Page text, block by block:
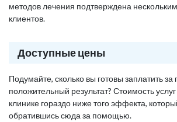
методов лечения подтверждена
клиентов.
Доступные цены
Подумайте, сколько вы готовы заплатить
положительный результат? Стоимость
клинике гораздо ниже того эффекта,
обратившись сюда за помощью.